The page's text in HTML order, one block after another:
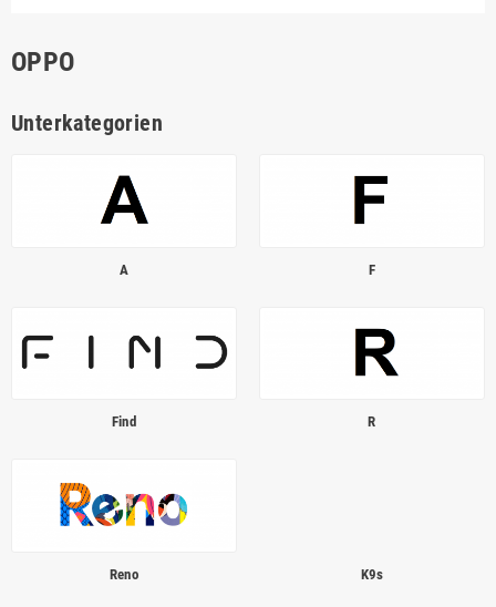
OPPO
Unterkategorien
A F
Find R
Reno K9s